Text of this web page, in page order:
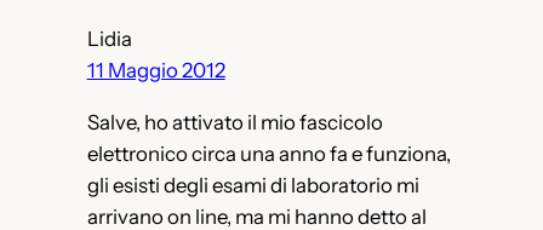
Lidia
11 Maggio 2012
Salve, ho attivato il mio fascicolo
elettronico circa una anno fa e funziona,
gli esisti degli esami di laboratorio mi
arrivano on line, ma mi hanno detto al